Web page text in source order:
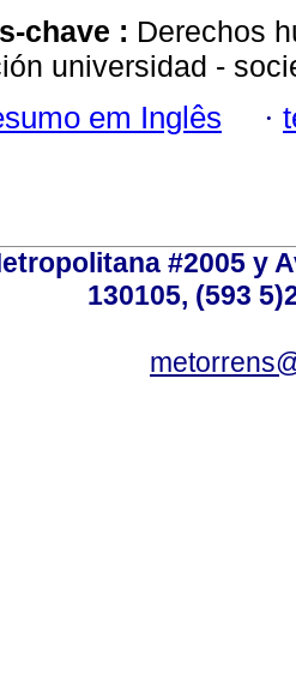
chave : Derechos
universidad -
em Inglês ·
#2005 y
130105, (593